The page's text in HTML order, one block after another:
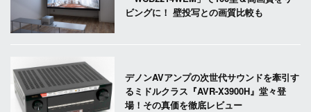
ビングに！ 壁投写との画質比較も
デノンAVアンプの次世代サウンドを牽引す
るミドルクラス『AVR-X3900H』堂々登
場！その真価を徹底レビュー